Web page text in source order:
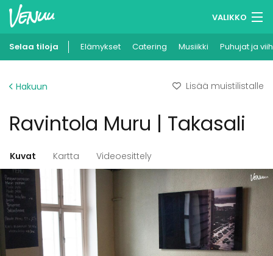
VALIKKO
Muistilistasi
Ilmoita kohteesi
Selaa tiloja Elämykset Catering Musiikki Puhujat ja
Hakuun Lisää muistilistalle
Ravintola Muru | Takasali
Kuvat Kartta Videoesittely